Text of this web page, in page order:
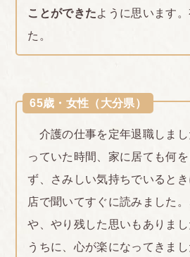
ことができたように思います
た。
65歳・女性（大分県）
介護の仕事を定年退職しま
っていた時間、家に居ても何
ず、さみしい気持ちでいると
店で聞いてすぐに読みました
や、やり残した思いもありま
うちに、心が楽になってきまし